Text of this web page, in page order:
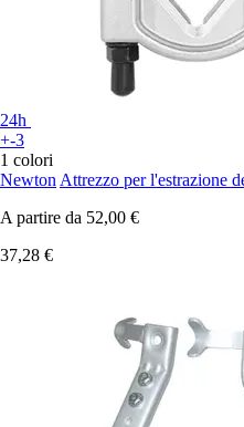
24h
+-3
1 colori
Newton Attrezzo per l'estrazione
A partire da 52,00 €
37,28 €